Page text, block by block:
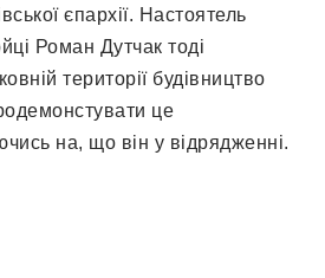
єпархії. Настоятель
Роман Дутчак тоді
території будівництво
це
на, що він у відрядженні.